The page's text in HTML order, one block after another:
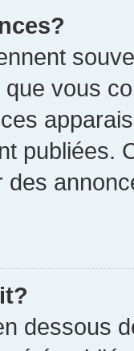
vous
publiées.
des
dessous